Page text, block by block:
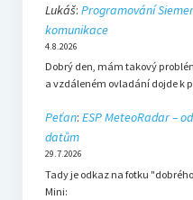
Lukáš: Programování
komunikace
4.8.2026
Dobrý den, mám takový
a vzdáleném ovladání dojde k
Peťan: ESP MeteoRadar –
datům
29.7.2026
Tady je odkaz na fotku
Mini: